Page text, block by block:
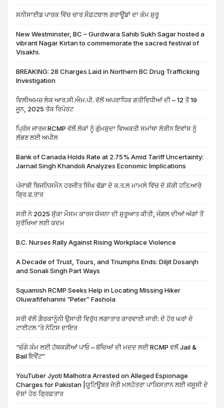
ਸਨੀਸਾਈਡ ਪਾਰਕ ਵਿੱਚ ਚਾਰ ਸੌਫ਼ਟਬਾਲ ਗਰਾਊਂਡਾਂ ਦਾ ਕੰਮ ਸ਼ੁਰੂ
New Westminster, BC – Gurdwara Sahib Sukh Sagar hosted a
vibrant Nagar Kirtan to commemorate the sacred festival of
Visakhi.
BREAKING: 28 Charges Laid in Northern BC Drug Trafficking
Investigation
ਵਿਲੀਅਮਜ਼ ਲੇਕ ਆਰ.ਸੀ.ਐਮ.ਪੀ. ਵੱਲੋਂ ਅਪਰਾਧਿਕ ਗਤੀਵਿਧੀਆਂ ਦੀ – 12 ਤੋਂ 19
ਜੂਨ, 2025 ਤੱਕ ਰਿਪੋਰਟ
ਪ੍ਰਿੰਸ ਜਾਰਜ RCMP ਵੱਲੋਂ ਲੋਕਾਂ ਨੂੰ ਗੁੰਮਸ਼ੁਦਾ ਵਿਅਕਤੀ ਸਮਾਂਥਾ ਲੋਰੀਨ ਇਵਾਂਸ ਨੂੰ
ਲੱਭਣ ਲਈ ਅਪੀਲ
Bank of Canada Holds Rate at 2.75% Amid Tariff Uncertainty:
Jarnail Singh Khandoli Analyzes Economic Implications
ਪੰਜਾਬੀ ਬਿਜਨਿਸਮੈਨ ਹਰਜੀਤ ਸਿੰਘ ਢੱਡਾ ਦੇ ਕ.ਤ.ਲ ਮਾਮਲੇ ਵਿੱਚ ਦੋ ਸ਼ੱਕੀ ਹਤਿ.ਆਰੇ
ਗ੍ਰਿ.ਫ.ਤਾਰ
ਸਰੀ ਨੇ 2025 ਸੁੱਕਾ ਮੌਸਮ ਕਾਰਜ ਯੋਜਨਾ ਦੀ ਸ਼ੁਰੂਆਤ ਕੀਤੀ, ਜੰਗਲ ਦੀਆਂ ਅੱਗਾਂ ਤੋਂ
ਸੁਰੱਖਿਆ ਲਈ ਕਦਮ
B.C. Nurses Rally Against Rising Workplace Violence
A Decade of Trust, Tours, and Triumphs Ends: Diljit Dosanjh
and Sonali Singh Part Ways
Squamish RCMP Seeks Help in Locating Missing Hiker
Oluwafifehanmi “Peter” Fashola
ਸਰੀ ਵੱਲੋਂ ਗ਼ੈਰਕਾਨੂੰਨੀ ਉਸਾਰੀ ਵਿਰੁੱਧ ਲਗਾਤਾਰ ਕਾਰਵਾਈ ਜਾਰੀ: ਦੋ ਹੋਰ ਘਰਾਂ ਦੇ
ਟਾਈਟਲ ’ਤੇ ਨੋਟਿਸ ਦਾਇਰ
“ਚੰਗੇ ਕੰਮ ਲਈ ਹੱਥਕੜੀਆਂ ਪਾਓ – ਬੱਚਿਆਂ ਦੀ ਮਦਦ ਲਈ RCMP ਵਲੋਂ Jail &
Bail ਇਵੈਂਟ”
YouTuber Jyoti Malhotra Arrested on Alleged Espionage
Charges for Pakistan |ਯੂਟਿਊਬਰ ਜੋਤੀ ਮਲਹੋਤਰਾ ਪਾਕਿਸਤਾਨ ਲਈ ਜਸੂਸੀ ਦੇ
ਦੋਸ਼ਾਂ ਹੇਠ ਗ੍ਰਿਫ਼ਤਾਰ